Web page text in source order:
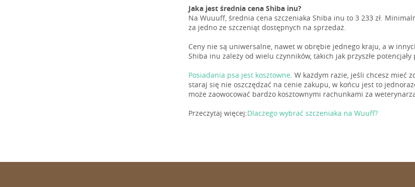
Jaka jest średnia cena Shiba inu?
Na Wuuuff, średnia cena szczeniaka Shiba inu to 3 233 zł.
za jedno ze szczeniąt dostępnych na sprzedaż.
Ceny nie są uniwersalne, nawet w obrębie jednego kraju, a w
Shiba inu zależy od wielu czynników, takich jak przyszłe
Posiadania psa jest kosztowne. W każdym razie, jeśli chcesz mieć
staraj się nie oszczędzać na cenie zakupu, w końcu jest to
może zaowocować bardzo kosztownymi rachunkami za
Przeczytaj więcej:Dlaczego wybrać szczeniaka na Wuuff?